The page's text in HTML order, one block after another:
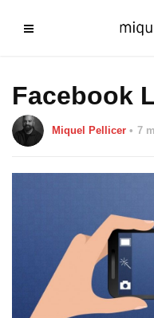
Facebook
Miquel Pellicer 7